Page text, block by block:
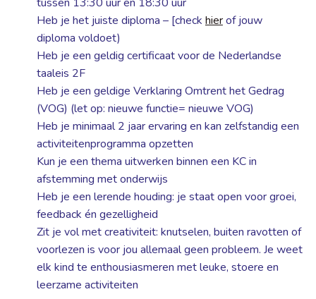
Heb je het juiste diploma – [check hierof jouw
diploma voldoet)
Heb je een geldig certificaat voor de Nederlandse
taaleis 2F
Heb je een geldige Verklaring Omtrent het Gedrag
(VOG) (let op: nieuwe functie= nieuwe VOG)
Heb je minimaal 2 jaar ervaring en kan zelfstandig een
activiteitenprogramma opzetten
Kun je een thema uitwerken binnen een KC in
afstemming met onderwijs
Heb je een lerende houding: je staat open voor groei,
feedback én gezelligheid
Zit je vol met creativiteit: knutselen, buiten ravotten of
voorlezen is voor jou allemaal geen probleem. Je weet
elk kind te enthousiasmeren met leuke, stoere en
leerzame activiteiten